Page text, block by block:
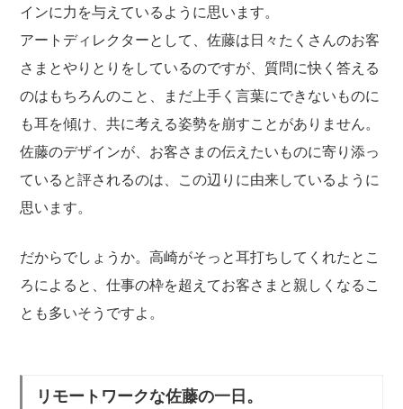
インに力を与えているように思います。
アートディレクターとして、佐藤は日々たくさんのお客
さまとやりとりをしているのですが、質問に快く答える
のはもちろんのこと、まだ上手く言葉にできないものに
も耳を傾け、共に考える姿勢を崩すことがありません。
佐藤のデザインが、お客さまの伝えたいものに寄り添っ
ていると評されるのは、この辺りに由来しているように
思います。
だからでしょうか。高崎がそっと耳打ちしてくれたとこ
ろによると、仕事の枠を超えてお客さまと親しくなるこ
とも多いそうですよ。
リモートワークな佐藤の一日。